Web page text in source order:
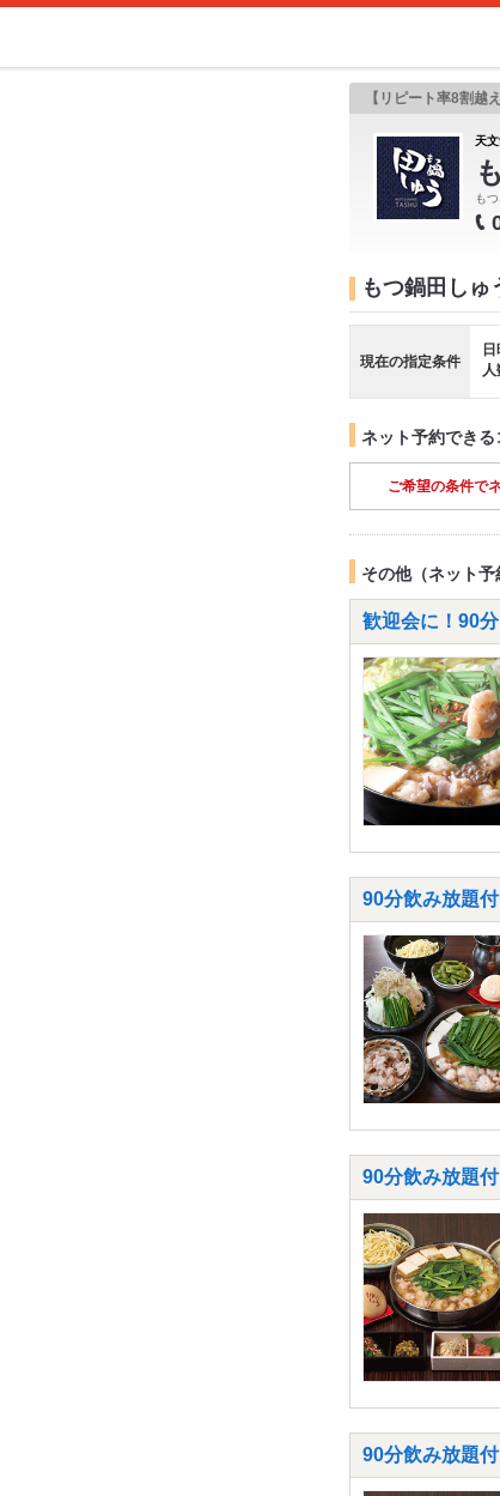
【リピート率8割越
天
も
もつ鍋田し
現在の指定条件
人
ネット予約できる
ご希望の条件で
その他（ネット予
歓迎会に！90
90分飲み放題
90分飲み放題
90分飲み放題